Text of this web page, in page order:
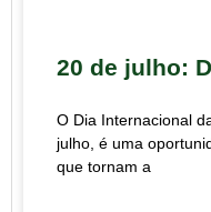
20 de julho:
O Dia Internacional
julho, é uma
que tornam a